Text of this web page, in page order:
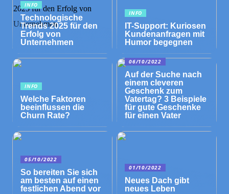
INFO
Technologische
Trends 2025 für den
Erfolg von
Unternehmen
INFO
IT-Support: Kuriosen
Kundenanfragen mit
Humor begegnen
INFO
Welche Faktoren
beeinflussen die
Churn Rate?
06/10/2022
Auf der Suche nach
einem cleveren
Geschenk zum
Vatertag? 3 Beispiele
für gute Geschenke
für einen Vater
05/10/2022
So bereiten Sie sich
am besten auf einen
festlichen Abend vor
01/10/2022
Neues Dach gibt
neues Leben